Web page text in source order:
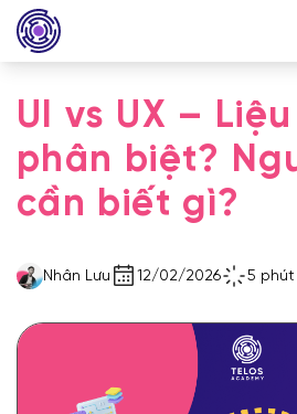
UI vs UX –
phân biệt?
cần biết gì?
Nhân Lưu 12/02/2026 5